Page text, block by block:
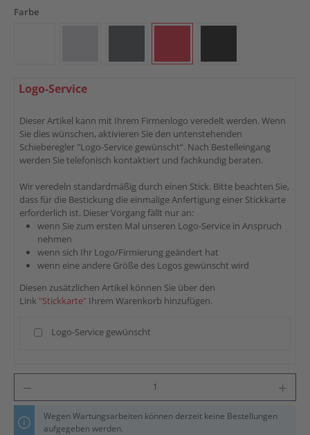
Farbeauswählen
Logo-Service
Dieser Artikel kann mit Ihrem Firmenlogo veredelt werden. Wenn
Sie dies wünschen, aktivieren Sie den untenstehenden
Schieberegler "Logo-Service gewünscht“. Nach Bestelleingang
werden Sie telefonisch kontaktiert und fachkundig beraten.
Wir veredeln standardmäßig durch einen Stick. Bitte beachten Sie,
dass für die Bestickung die einmalige Anfertigung einer Stickkarte
erforderlich ist. Dieser Vorgang fällt nur an:
wenn Sie zum ersten Mal unseren Logo-Service in Anspruch
nehmen
wenn sich Ihr Logo/Firmierung geändert hat
wenn eine andere Größe des Logos gewünscht wird
Diesen zusätzlichen Artikel können Sie über den
Link "Stickkarte" Ihrem Warenkorb hinzufügen.
Logo-Service gewünscht
Produkt Anzahl: Gib den gewünschten Wert ein oder benutze die Schaltflächen um die
Wegen Wartungsarbeiten können derzeit keine Bestellungen
aufgegeben werden.